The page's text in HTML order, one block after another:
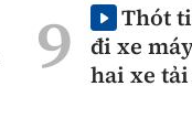
Thót
đi xe
hai xe